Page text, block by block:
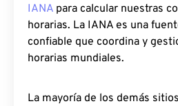
IANA para calcular nuestras
horarias. La IANA es una
confiable que coordina y
horarias mundiales.
La mayoría de los demás